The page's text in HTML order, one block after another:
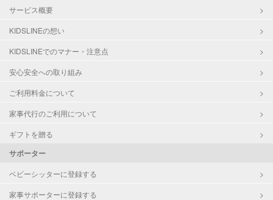
サービス概要
KIDSLINEの想い
KIDSLINEでのマナー・注意点
安心安全への取り組み
ご利用料金について
家事代行のご利用について
ギフトを贈る
サポーター
ベビーシッターに登録する
家事サポーターに登録する